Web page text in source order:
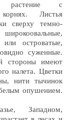
растение с
Листья
сверху темно-
островатые,
суженные.
стороны имеют
налета. Цветки
нити тычинок
опушением.
Западном,